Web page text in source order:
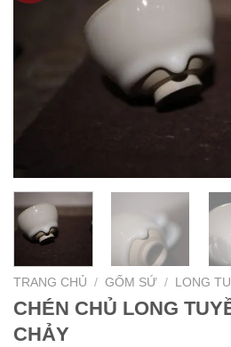
TRANG CHỦ / GỐM SỨ / LONG
CHÉN CHỦ LONG
CHẢY